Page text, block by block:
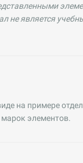
не является
на примере
элементов.